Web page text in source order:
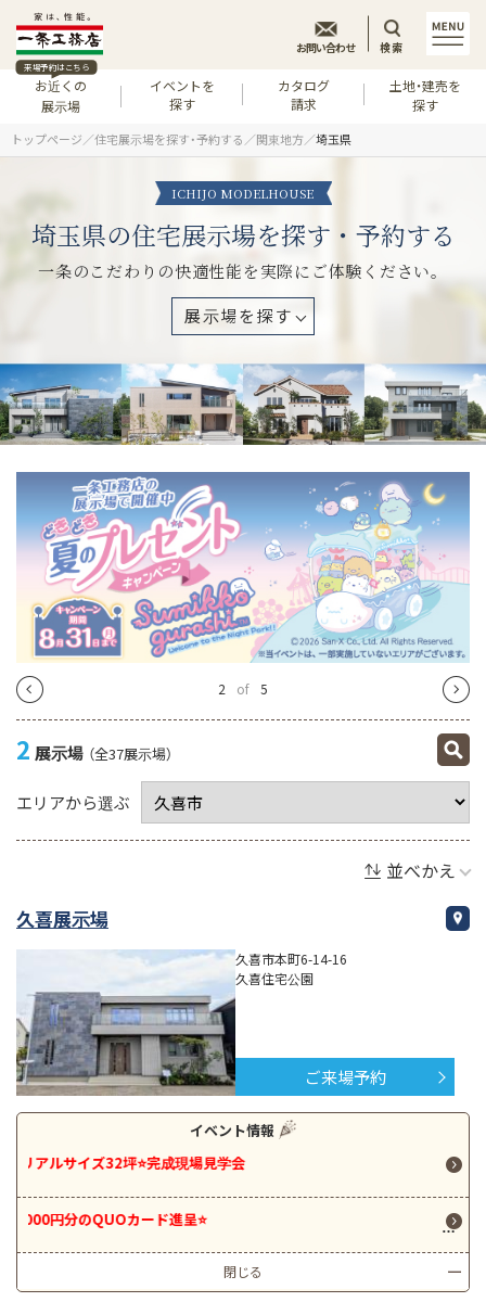
来場予約はこちら
お近くの
展示場
イベントを
探す
カタログ
請求
土地・建売を
探す
お問い合わせ 検索
トップページ 住宅展示場を探す・予約する 関東地方 埼玉県
ICHIJO MODELHOUSE
埼玉県の住宅展示場を探す・予約する
一条のこだわりの快適性能を実際にご体験ください。
展示場を探す
2 of 5
2 展示場 （全37展示場）
エリアから選ぶ
並べかえ
久喜展示場
久喜市本町6-14-16
久喜住宅公園
ご来場予約
イベント情報
32坪⭐完成現場見学会
⭐️吹
カード進呈⭐️ ⭐️ご
閉じる